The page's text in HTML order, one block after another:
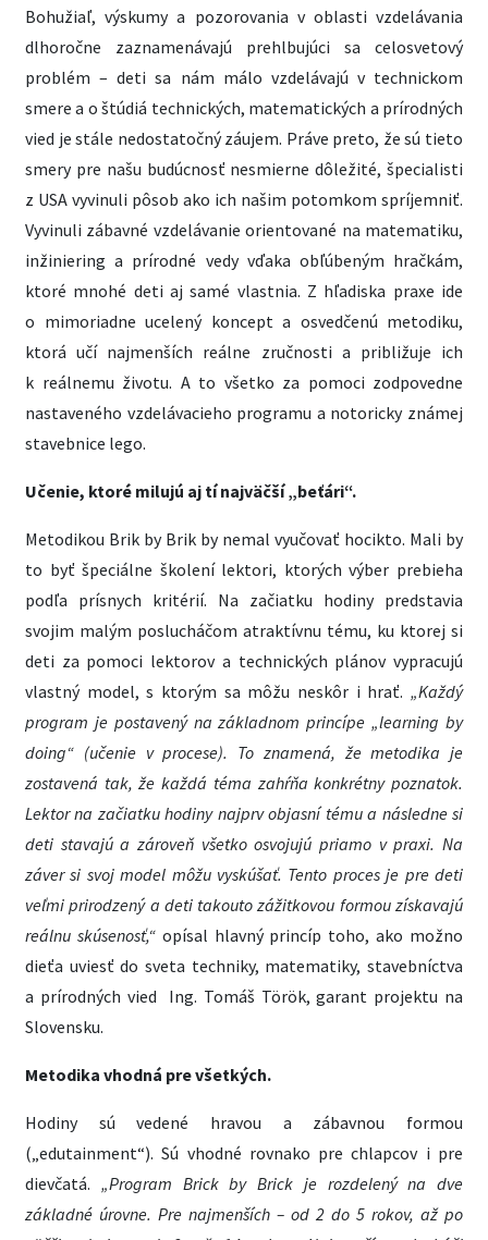
Bohužiaľ, výskumy a pozorovania v oblasti vzdelávania
dlhoročne zaznamenávajú prehlbujúci sa celosvetový
problém – deti sa nám málo vzdelávajú v technickom
smere a o štúdiá technických, matematických a prírodných
vied je stále nedostatočný záujem. Práve preto, že sú tieto
smery pre našu budúcnosť nesmierne dôležité, špecialisti
z USA vyvinuli pôsob ako ich našim potomkom spríjemniť.
Vyvinuli zábavné vzdelávanie orientované na matematiku,
inžiniering a prírodné vedy vďaka obľúbeným hračkám,
ktoré mnohé deti aj samé vlastnia. Z hľadiska praxe ide
o mimoriadne ucelený koncept a osvedčenú metodiku,
ktorá učí najmenších reálne zručnosti a približuje ich
k reálnemu životu. A to všetko za pomoci zodpovedne
nastaveného vzdelávacieho programu a notoricky známej
stavebnice lego.
Učenie, ktoré milujú aj tí najväčší „beťári“.
Metodikou Brik by Brik by nemal vyučovať hocikto. Mali by
to byť špeciálne školení lektori, ktorých výber prebieha
podľa prísnych kritérií. Na začiatku hodiny predstavia
svojim malým poslucháčom atraktívnu tému, ku ktorej si
deti za pomoci lektorov a technických plánov vypracujú
vlastný model, s ktorým sa môžu neskôr i hrať. „Každý
program je postavený na základnom princípe „learning by
doing“ (učenie v procese). To znamená, že metodika je
zostavená tak, že každá téma zahŕňa konkrétny poznatok.
Lektor na začiatku hodiny najprv objasní tému a následne si
deti stavajú a zároveň všetko osvojujú priamo v praxi. Na
záver si svoj model môžu vyskúšať. Tento proces je pre deti
veľmi prirodzený a deti takouto zážitkovou formou získavajú
reálnu skúsenosť,“ opísal hlavný princíp toho, ako možno
dieťa uviesť do sveta techniky, matematiky, stavebníctva
a prírodných vied Ing. Tomáš Török, garant projektu na
Slovensku.
Metodika vhodná pre všetkých.
Hodiny sú vedené hravou a zábavnou formou
(„edutainment“). Sú vhodné rovnako pre chlapcov i pre
dievčatá. „Program Brick by Brick je rozdelený na dve
základné úrovne. Pre najmenších – od 2 do 5 rokov, až po